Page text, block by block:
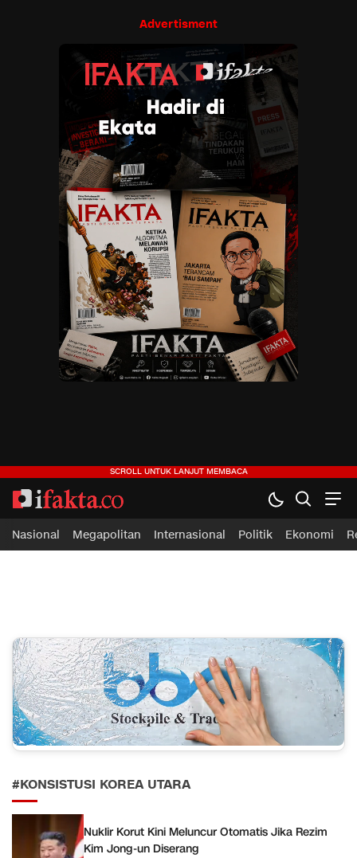
Advertisment
ifakta.co
#pastibenar
Nasional Megapolitan Internasional Politik Ekonomi
#KONSISTUSI KOREA UTARA
Nuklir Korut Kini Meluncur Otomatis Jika Rezim
Kim Jong-un Diserang